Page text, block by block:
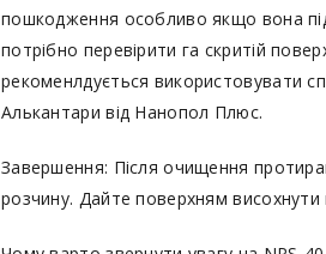
пошкодження особливо якщо вона
потрібно перевірити га скритій
рекоменлдується використовувати
Алькантари від Нанопол Плюс.
Завершення: Після очищення
розчину. Дайте поверхням